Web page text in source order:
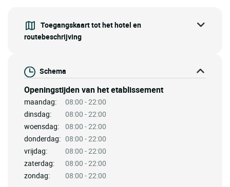
Toegangskaart tot het hotel en
routebeschrijving
Schema
Openingstijden van het etablissement
maandag:
08:00 - 22:00
dinsdag:
08:00 - 22:00
woensdag:
08:00 - 22:00
donderdag: 08:00 - 22:00
vrijdag:
08:00 - 22:00
zaterdag:
08:00 - 22:00
zondag:
08:00 - 22:00